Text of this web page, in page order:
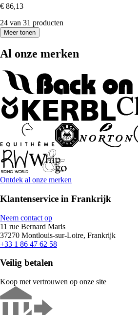
€ 86,13
24 van 31 producten
Meer tonen
Al onze merken
Ontdek al onze merken
Klantenservice in Frankrijk
Neem contact op
11 rue Bernard Maris
37270 Montlouis-sur-Loire, Frankrijk
+33 1 86 47 62 58
Veilig betalen
Koop met vertrouwen op onze site